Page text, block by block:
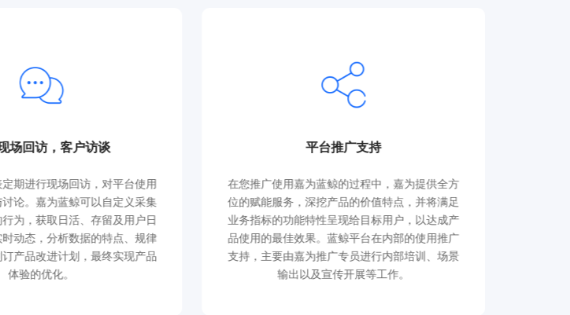
场回访，客户访谈
期进行现场回访，对平台使用
论。嘉为蓝鲸可以自定义采集
为，获取日活、存留及用户日
动态，分析数据的特点、规律
产品改进计划，最终实现产品
体验的优化。
平台推广支持
在您推广使用嘉为蓝鲸的过程中，嘉为提供全方
位的赋能服务，深挖产品的价值特点，并将满足
业务指标的功能特性呈现给目标用户，以达成产
品使用的最佳效果。蓝鲸平台在内部的使用推广
支持，主要由嘉为推广专员进行内部培训、场景
输出以及宣传开展等工作。